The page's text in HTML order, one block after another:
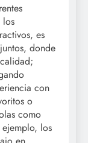
los
es
donde
con
o
como
los